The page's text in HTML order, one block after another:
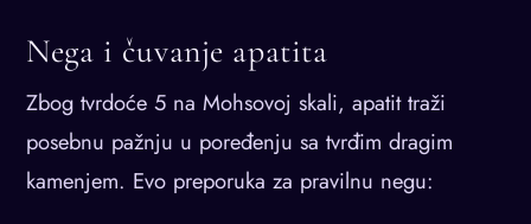
Nega i čuvanje apatita
Zbog tvrdoće 5 na Mohsovoj skali, apatit traži
posebnu pažnju u poređenju sa tvrđim dragim
kamenjem. Evo preporuka za pravilnu negu: